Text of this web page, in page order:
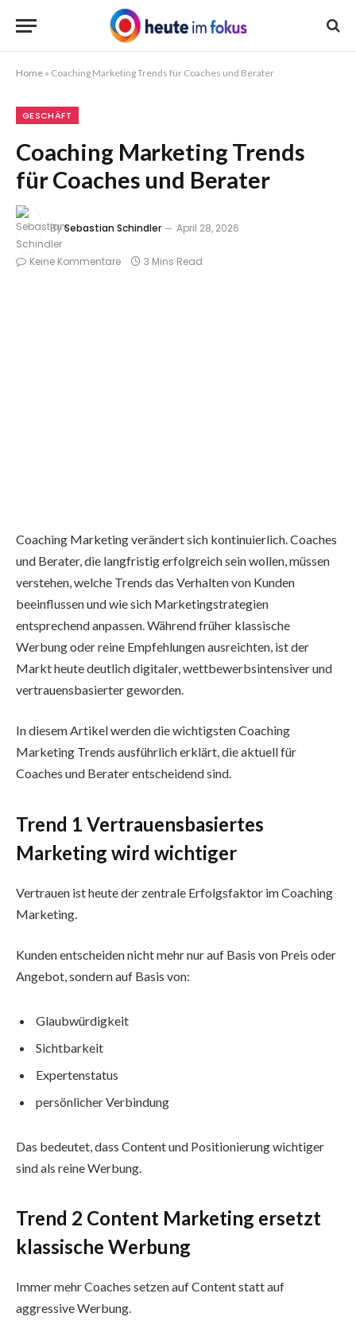
Home » Coaching Marketing Trends für Coaches und Berater
GESCHÄFT
Coaching Marketing Trends
für Coaches und Berater
BySebastian Schindler April 28, 2026
Keine Kommentare 3 Mins Read
Coaching Marketing verändert sich kontinuierlich. Coaches
und Berater, die langfristig erfolgreich sein wollen, müssen
verstehen, welche Trends das Verhalten von Kunden
beeinflussen und wie sich Marketingstrategien
entsprechend anpassen. Während früher klassische
Werbung oder reine Empfehlungen ausreichten, ist der
Markt heute deutlich digitaler, wettbewerbsintensiver und
vertrauensbasierter geworden.
In diesem Artikel werden die wichtigsten Coaching
Marketing Trends ausführlich erklärt, die aktuell für
Coaches und Berater entscheidend sind.
Trend 1 Vertrauensbasiertes
Marketing wird wichtiger
Vertrauen ist heute der zentrale Erfolgsfaktor im Coaching
Marketing.
Kunden entscheiden nicht mehr nur auf Basis von Preis oder
Angebot, sondern auf Basis von:
Glaubwürdigkeit
Sichtbarkeit
Expertenstatus
persönlicher Verbindung
Das bedeutet, dass Content und Positionierung wichtiger
sind als reine Werbung.
Trend 2 Content Marketing ersetzt
klassische Werbung
Immer mehr Coaches setzen auf Content statt auf
aggressive Werbung.